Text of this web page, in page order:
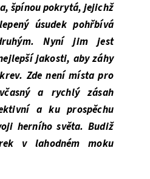
špínou pokrytá, jejichž
úsudek pohřbívá
Nyní jim jest
jakosti, aby záhy
Zde není místa pro
a rychlý zásah
a ku prospěchu
herního světa. Budiž
v lahodném moku